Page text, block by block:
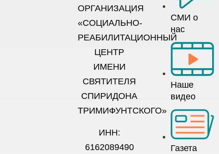
ОРГАНИЗАЦИЯ
«СОЦИАЛЬНО-
РЕАБИЛИТАЦИОННЫЙ
ЦЕНТР
ИМЕНИ
СВЯТИТЕЛЯ
СПИРИДОНА
ТРИМИФУНТСКОГО»
ИНН:
6162089490
СМИ о
нас
Наше
видео
Газета